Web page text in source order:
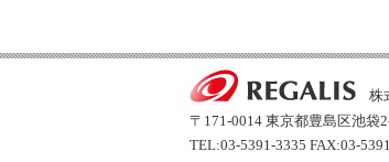
株
〒171-0014 東京都豊島区池袋
TEL:03-5391-3335 FAX:03-